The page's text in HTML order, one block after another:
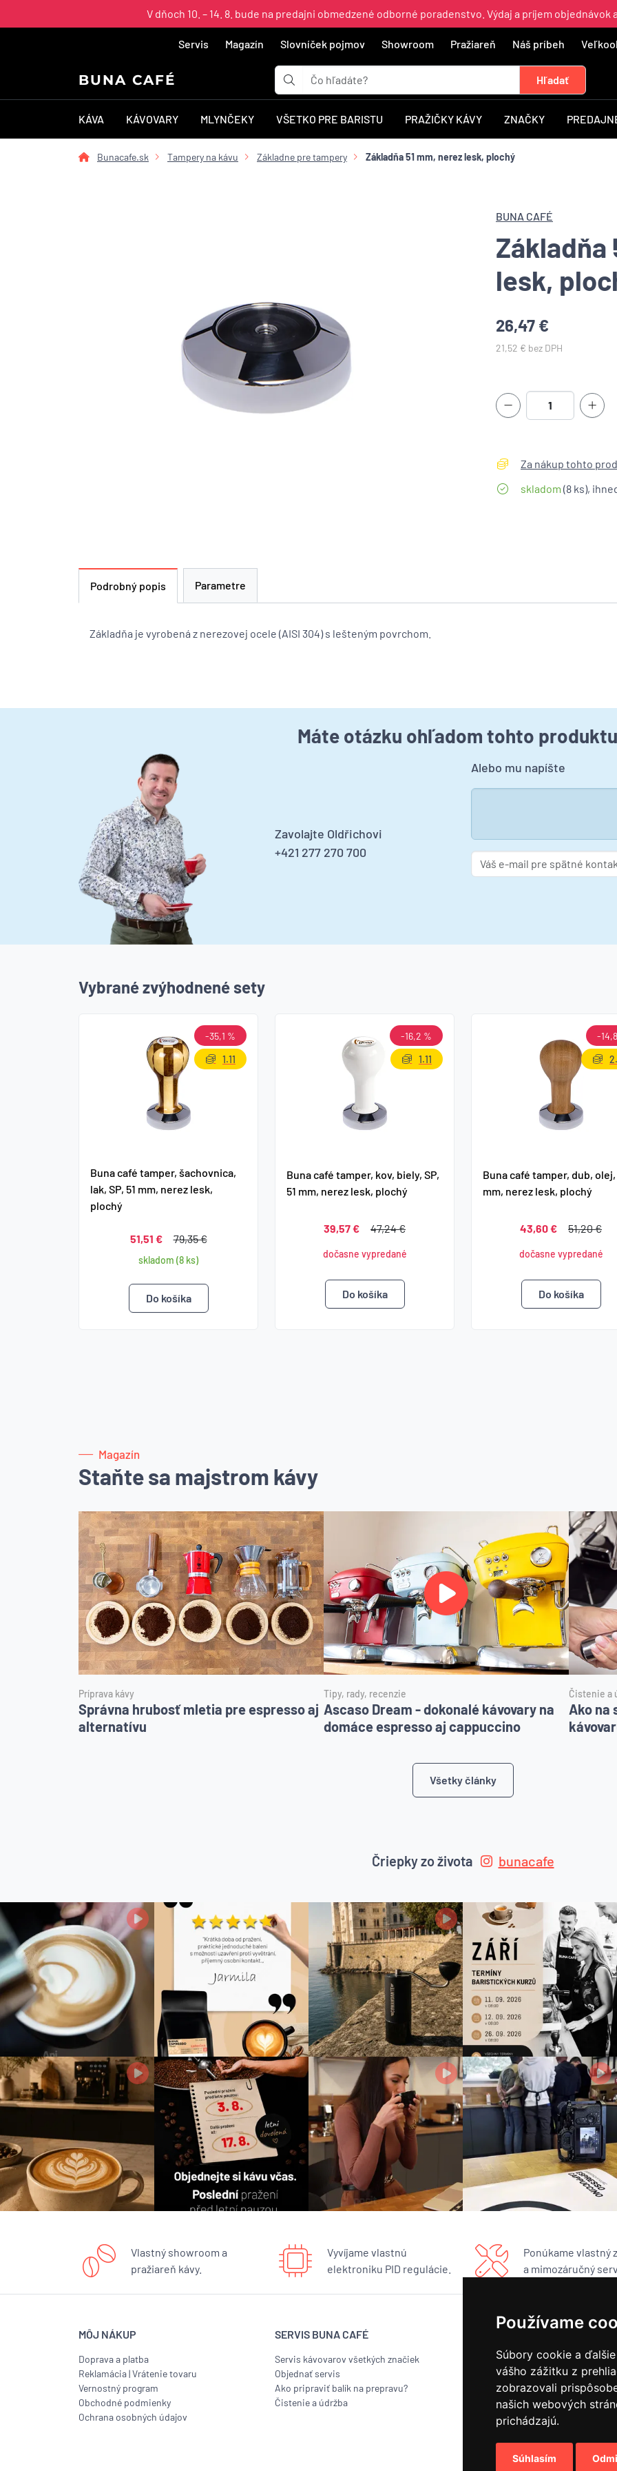
Používame
Súbory cookie a
vášho zážitku z
zobrazovali
našich webových
prichádzajú.
Súhlasím
V dňoch 10. – 14. 8. bude na predajni obmedzené odborné poradenstvo. Výdaj a príjem
Servis Magazín Slovníček pojmov Showroom Pražiareň Náš príbeh
BUNA CAFÉ
KÁVA KÁVOVARY MLYNČEKY VŠETKO PRE BARISTU PRAŽIČKY KÁVY ZNAČKY
Bunacafe.sk Tampery na kávu Základne pre tampery Základňa 51 mm, nerez lesk, plochý
BUNA CAFÉ
Základňa
lesk,
26,47 €
21,52 € bez DPH
Za nákup tohto
skladom (8 ks),
Podrobný popis Parametre
Základňa je vyrobená z nerezovej ocele (AISI 304) s lešteným povrchom.
Máte otázku ohľadom tohto
Zavolajte Oldřichovi
+421 277 270 700
Alebo mu napíšte
Vybrané zvýhodnené sety
Buna café tamper, šachovnica,
lak, SP, 51 mm, nerez lesk,
plochý
51,51 € 79,35 €
skladom (8 ks)
-35,1 %
1.11
Buna café tamper, kov, biely, SP,
51 mm, nerez lesk, plochý
39,57 € 47,24 €
dočasne vypredané
-16,2 %
1.11
Buna café tamper, dub, olej,
mm, nerez lesk, plochý
43,60 € 51,20 €
dočasne vypredané
-
Magazín
Staňte sa majstrom kávy
Príprava kávy
Správna hrubosť mletia pre espresso aj
alternatívu
Tipy, rady, recenzie
Ascaso Dream - dokonalé kávovary na
domáce espresso aj cappuccino
Čistenie a
Ako na
Všetky články
Čriepky zo života bunacafe
Vlastný showroom a
pražiareň kávy.
Vyvíjame vlastnú
elektroniku PID regulácie.
Ponúkame vlastný
a mimozáručný
MÔJ NÁKUP
Doprava a platba
Reklamácia|Vrátenie tovaru
Vernostný program
Obchodné podmienky
Ochrana osobných údajov
SERVIS BUNA CAFÉ
Servis kávovarov všetkých značiek
Objednať servis
Ako pripraviť balík na prepravu?
Čistenie a údržba
Showroom
Pražiareň
Náš príbeh
Kontakt
Odber noviniek